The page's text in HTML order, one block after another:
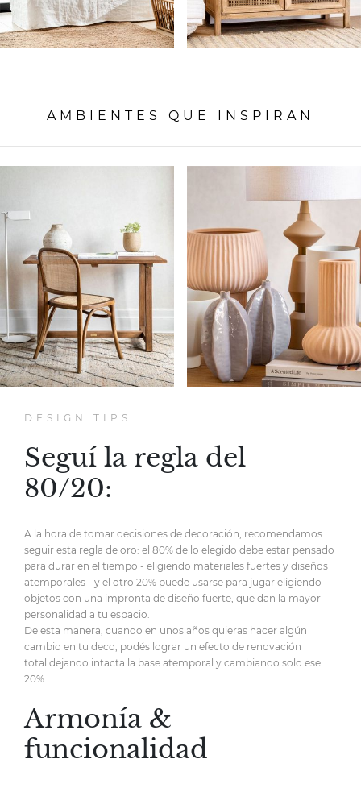
AMBIENTES QUE INSPIRAN
DESIGN TIPS
Seguí la regla del
80/20:
A la hora de tomar decisiones de decoración, recomendamos
seguir esta regla de oro: el 80% de lo elegido debe estar pensado
para durar en el tiempo - eligiendo materiales fuertes y diseños
atemporales - y el otro 20% puede usarse para jugar eligiendo
objetos con una impronta de diseño fuerte, que dan la mayor
personalidad a tu espacio.
De esta manera, cuando en unos años quieras hacer algún
cambio en tu deco, podés lograr un efecto de renovación
total dejando intacta la base atemporal y cambiando solo ese
20%.
Armonía &
funcionalidad